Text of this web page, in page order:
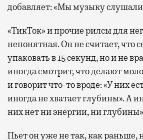
добавляет: «Мы музыку слушали
«ТикТок» и прочие рилсы для
непонятная. Он не считает, что
упаковать в 15 секунд, но и не
иногда смотрит, что делают
и говорит что-то вроде: «У них
иногда не хватает глубины». А
них нет ни энергии, ни
Пьет он уже не так, как раньше,